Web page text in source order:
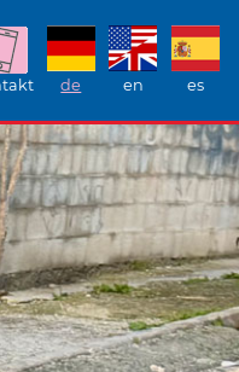
de en es